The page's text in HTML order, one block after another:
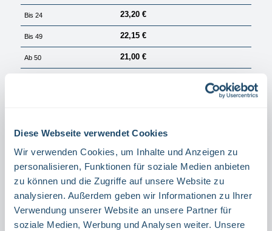
Diese Webseite verwendet Cookies
Wir verwenden Cookies, um Inhalte und Anzeigen zu
personalisieren, Funktionen für soziale Medien anbieten
zu können und die Zugriffe auf unsere Website zu
analysieren. Außerdem geben wir Informationen zu Ihrer
Verwendung unserer Website an unsere Partner für
soziale Medien, Werbung und Analysen weiter. Unsere
Bis24 23,20 €
Bis49 22,15 €
Ab50 21,00 €
Winkel,- Fahnenschild auswählen
WINKELSCHILD
FAHNENSCHILD
Produkt Anzahl: Gib den gewünschten Wert ein oder benutze die Schaltflächen um die Anzahl